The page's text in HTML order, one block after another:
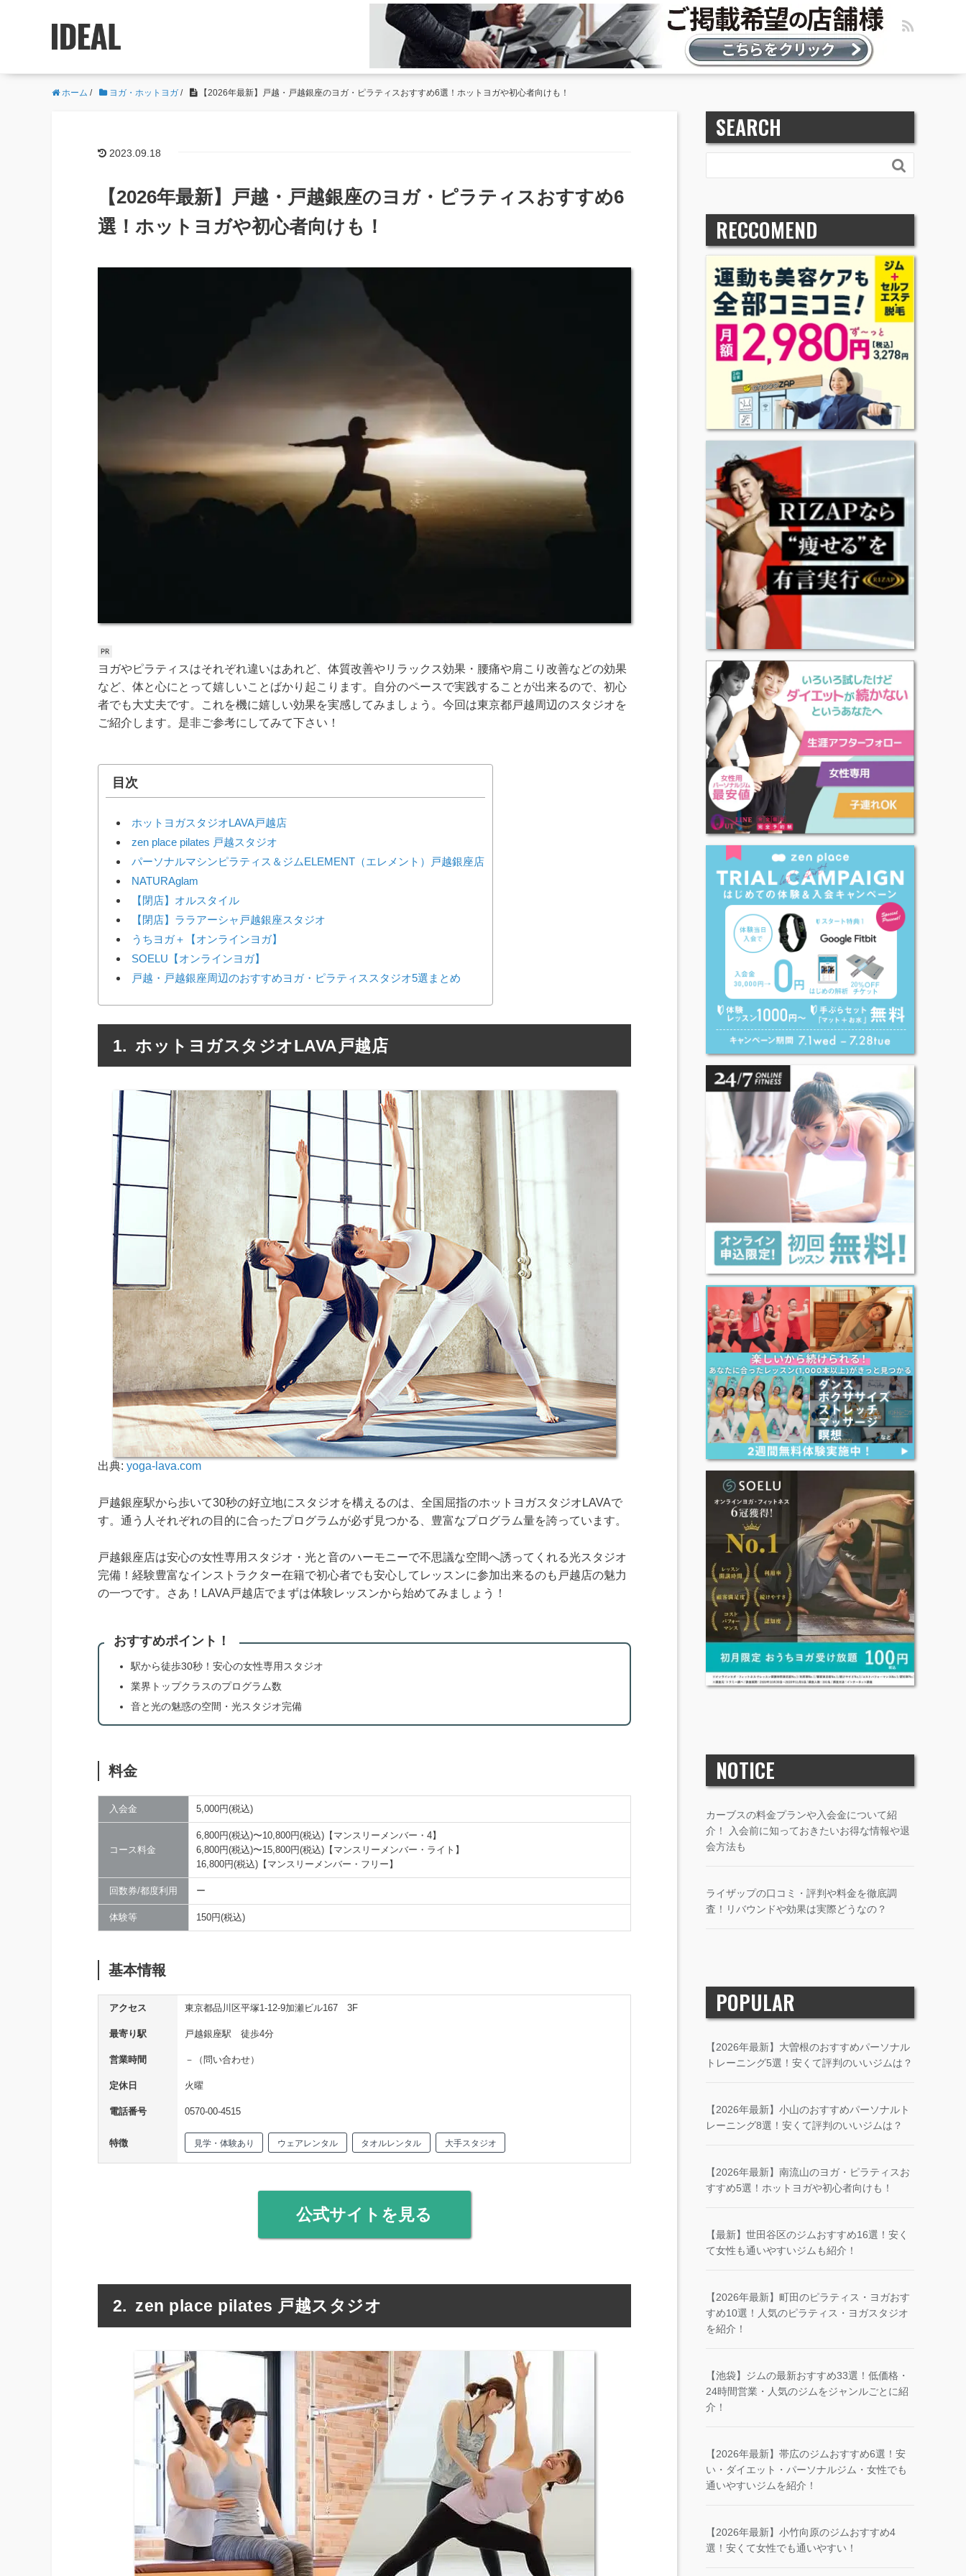
ホーム / ヨガ・ホットヨガ / 【2026年最新】戸越・戸越銀座のヨガ・ピラティスおすすめ6選！ホットヨガや初心者向けも！
2023.09.18
【2026年最新】戸越・戸越銀座のヨガ・ピラティスおすすめ6
選！ホットヨガや初心者向けも！
ヨガやピラティスはそれぞれ違いはあれど、体質改善やリラックス効果・腰痛や肩こり改善などの効果
など、体と心にとって嬉しいことばかり起こります。自分のペースで実践することが出来るので、初心
者でも大丈夫です。これを機に嬉しい効果を実感してみましょう。今回は東京都戸越周辺のスタジオを
ご紹介します。是非ご参考にしてみて下さい！
目次
ホットヨガスタジオLAVA戸越店
zen place pilates 戸越スタジオ
パーソナルマシンピラティス＆ジムELEMENT（エレメント）戸越銀座店
NATURAglam
【閉店】オルスタイル
【閉店】ララアーシャ戸越銀座スタジオ
うちヨガ＋【オンラインヨガ】
SOELU【オンラインヨガ】
戸越・戸越銀座周辺のおすすめヨガ・ピラティススタジオ5選まとめ
ホットヨガスタジオLAVA戸越店
出典: yoga-lava.com
戸越銀座駅から歩いて30秒の好立地にスタジオを構えるのは、全国屈指のホットヨガスタジオLAVAで
す。通う人それぞれの目的に合ったプログラムが必ず見つかる、豊富なプログラム量を誇っています。
戸越銀座店は安心の女性専用スタジオ・光と音のハーモニーで不思議な空間へ誘ってくれる光スタジオ
完備！経験豊富なインストラクター在籍で初心者でも安心してレッスンに参加出来るのも戸越店の魅力
の一つです。さあ！LAVA戸越店でまずは体験レッスンから始めてみましょう！
おすすめポイント！
駅から徒歩30秒！安心の女性専用スタジオ
業界トップクラスのプログラム数
音と光の魅惑の空間・光スタジオ完備
料金
入会金 5,000円(税込)
コース料金
6,800円(税込)〜10,800円(税込)【マンスリーメンバー・4】
6,800円(税込)〜15,800円(税込)【マンスリーメンバー・ライト】
16,800円(税込)【マンスリーメンバー・フリー】
回数券/都度利用 ー
体験等 150円(税込)
基本情報
アクセス 東京都品川区平塚1-12-9加瀬ビル167 3F
最寄り駅 戸越銀座駅 徒歩4分
営業時間 －（問い合わせ）
定休日 火曜
電話番号 0570-00-4515
特徴 見学・体験あり ウェアレンタル タオルレンタル 大手スタジオ
公式サイトを見る
zen place pilates 戸越スタジオ
SEARCH

RECCOMEND
NOTICE
カーブスの料金プランや入会金について紹
介！ 入会前に知っておきたいお得な情報や退
会方法も
ライザップの口コミ・評判や料金を徹底調
査！リバウンドや効果は実際どうなの？
POPULAR
【2026年最新】大曽根のおすすめパーソナル
トレーニング5選！安くて評判のいいジムは？
【2026年最新】小山のおすすめパーソナルト
レーニング8選！安くて評判のいいジムは？
【2026年最新】南流山のヨガ・ピラティスお
すすめ5選！ホットヨガや初心者向けも！
【最新】世田谷区のジムおすすめ16選！安く
て女性も通いやすいジムも紹介！
【2026年最新】町田のピラティス・ヨガおす
すめ10選！人気のピラティス・ヨガスタジオ
を紹介！
【池袋】ジムの最新おすすめ33選！低価格・
24時間営業・人気のジムをジャンルごとに紹
介！
【2026年最新】帯広のジムおすすめ6選！安
い・ダイエット・パーソナルジム・女性でも
通いやすいジムを紹介！
【2026年最新】小竹向原のジムおすすめ4
選！安くて女性でも通いやすい！